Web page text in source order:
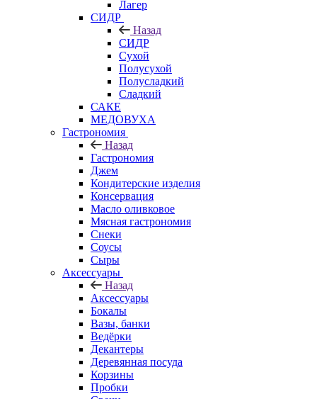
Лагер
СИДР
Назад
СИДР
Сухой
Полусухой
Полусладкий
Сладкий
САКЕ
МЕДОВУХА
Гастрономия
Назад
Гастрономия
Джем
Кондитерские изделия
Консервация
Масло оливковое
Мясная гастрономия
Снеки
Соусы
Сыры
Аксессуары
Назад
Аксессуары
Бокалы
Вазы, банки
Ведёрки
Декантеры
Деревянная посуда
Корзины
Пробки